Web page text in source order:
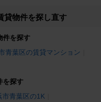
貸物件を探し直す
件を探す
青葉区の賃貸マンション
を探す
市青葉区の1K